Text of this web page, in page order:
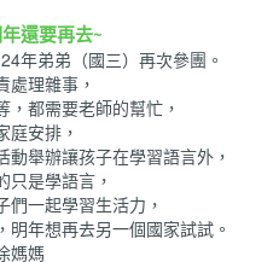
還要再去~
年弟弟（國三）再次參團。
處理雜事，
都需要老師的幫忙，
庭安排，
舉辦讓孩子在學習語言外，
只是學語言，
們一起學習生活力，
年想再去另一個國家試試。